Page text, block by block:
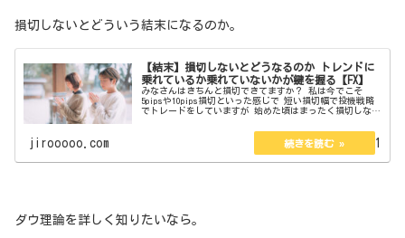
損切しないとどういう結末になるのか。
【結末】損切しないとどうなるのか トレンドに
乗れているか乗れていないかが鍵を握る【FX】
みなさんはきちんと損切できてますか？ 私は今でこそ
5pipsや10pips損切といった感じで 短い損切幅で投機戦略
でトレードをしていますが 始めた頃はまったく損切しない
jirooooo.com 2023.03.31
ダウ理論を詳しく知りたいなら。